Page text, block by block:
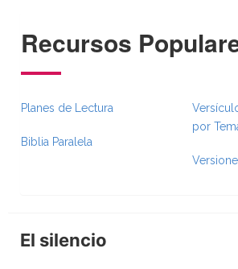
Recursos
Planes de Lectura
Biblia Paralela
por
El silencio